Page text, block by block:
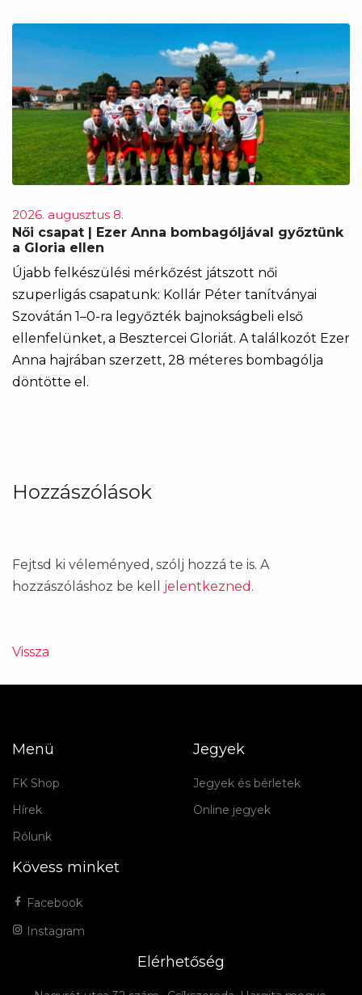
2026. augusztus 8.
Női csapat | Ezer Anna bombagóljával győztünk
a Gloria ellen
Újabb felkészülési mérkőzést játszott női
szuperligás csapatunk: Kollár Péter tanítványai
Szovátán 1–0-ra legyőzték bajnokságbeli első
ellenfelünket, a Besztercei Gloriát. A találkozót Ezer
Anna hajrában szerzett, 28 méteres bombagólja
döntötte el.
Hozzászólások
Fejtsd ki véleményed, szólj hozzá te is. A
hozzászóláshoz be kell jelentkezned .
Vissza
Menü
FK Shop
Hírek
Rólunk
Jegyek
Jegyek és bérletek
Online jegyek
Kövess minket
Facebook
Instagram
Elérhetőség